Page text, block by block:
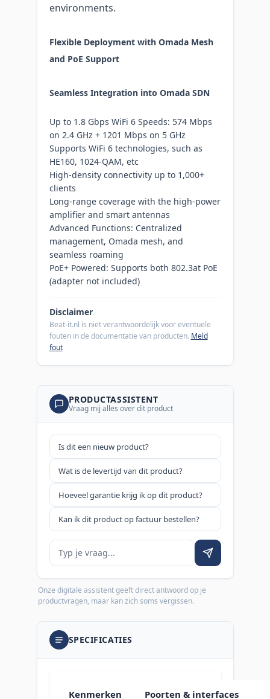
environments.
Flexible Deployment with Omada Mesh
and PoE Support
Seamless Integration into Omada SDN
Up to 1.8 Gbps WiFi 6 Speeds: 574 Mbps
on 2.4 GHz + 1201 Mbps on 5 GHz
Supports WiFi 6 technologies, such as
HE160, 1024-QAM, etc
High-density connectivity up to 1,000+
clients
Long-range coverage with the high-power
amplifier and smart antennas
Advanced Functions: Centralized
management, Omada mesh, and
seamless roaming
PoE+ Powered: Supports both 802.3at PoE
(adapter not included)
Disclaimer
Beat-it.nl is niet verantwoordelijk voor eventuele
fouten in de documentatie van producten. Meld
fout
PRODUCTASSISTENT
Vraag mij alles over dit product
Is dit een nieuw product?
Wat is de levertijd van dit product?
Hoeveel garantie krijg ik op dit product?
Kan ik dit product op factuur bestellen?
Je vraag
Onze digitale assistent geeft direct antwoord op je
productvragen, maar kan zich soms vergissen.
SPECIFICATIES
Kenmerken Poorten & interfaces